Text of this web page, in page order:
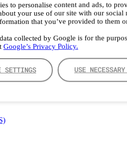
to personalise content and ads, to
your use of our site with our
that you’ve provided to them
collected by Google is for the
Google’s Privacy Policy.
SETTINGS USE